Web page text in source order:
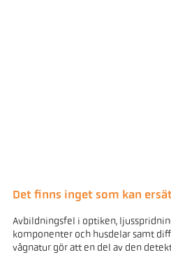
Det finns inget som kan
Avbildningsfel i optiken,
komponenter och husdelar samt
vågnatur gör att en del av den